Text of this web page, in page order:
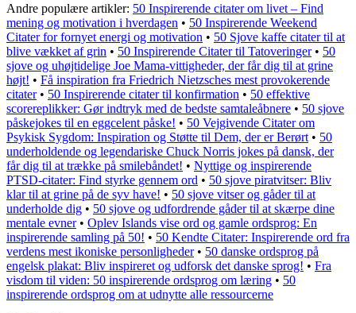
Andre populære artikler: 50 Inspirerende citater om livet – Find
mening og motivation i hverdagen • 50 Inspirerende Weekend
Citater for fornyet energi og motivation • 50 Sjove kaffe citater til at
blive vækket af grin • 50 Inspirerende Citater til Tatoveringer• 50
sjove og uhøjtidelige Joe Mama-vittigheder, der får dig til at grine
højt! • Få inspiration fra Friedrich Nietzsches mest provokerende
citater• 50 Inspirerende citater til konfirmation • 50 effektive
scorereplikker: Gør indtryk med de bedste samtaleåbnere • 50 sjove
påskejokes til en eggcelent påske! • 50 Vejgivende Citater om
Psykisk Sygdom: Inspiration og Støtte til Dem, der er Berørt • 50
underholdende og legendariske Chuck Norris jokes på dansk, der
får dig til at trække på smilebåndet! • Nyttige og inspirerende
PTSD-citater: Find styrke gennem ord • 50 sjove piratvitser: Bliv
klar til at grine på de syv have! • 50 sjove vitser og gåder til at
underholde dig • 50 sjove og udfordrende gåder til at skærpe dine
mentale evner• Oplev Islands vise ord og gamle ordsprog: En
inspirerende samling på 50! • 50 Kendte Citater: Inspirerende ord fra
verdens mest ikoniske personligheder• 50 danske ordsprog på
engelsk plakat: Bliv inspireret og udforsk det danske sprog! • Fra
visdom til viden: 50 inspirerende ordsprog om læring • 50
inspirerende ordsprog om at udnytte alle ressourcerne